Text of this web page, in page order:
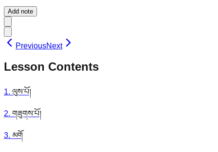
Add note
PreviousNext
Lesson Contents
1. ལུས་པོ།
2. གཟུགས་པོ།
3. མགོ